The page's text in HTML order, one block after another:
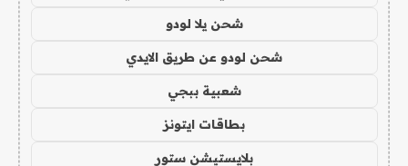
شحن يلا لودو
شحن لودو عن طريق الايدي
شعبية ببجي
بطاقات ايتونز
بلايستيشن ستور